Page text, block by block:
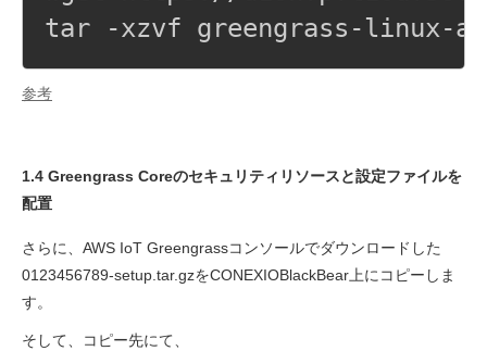
tar -xzvf greengrass-linux-
参考
1.4 Greengrass Coreのセキュリティリソースと設定ファイルを
配置
さらに、AWS IoT Greengrassコンソールでダウンロードした
0123456789-setup.tar.gzをCONEXIOBlackBear上にコピーしま
す。
そして、コピー先にて、